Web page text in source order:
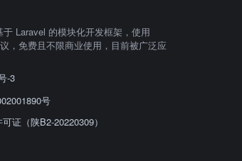
于 Laravel 的模块化开发框架，使用
，免费且不限商业使用，目前被广泛应
-3
号
证（陕B2-20220309）